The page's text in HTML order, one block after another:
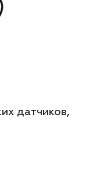
датчиков,